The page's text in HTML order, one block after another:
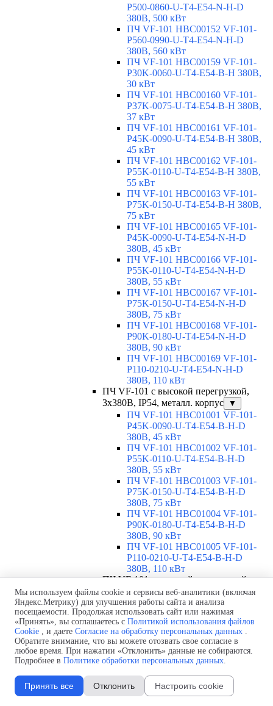
P500-0860-U-T4-E54-N-H-D
380В, 500 кВт
ПЧ VF-101 HBC00152 VF-101-
P560-0990-U-T4-E54-N-H-D
380В, 560 кВт
ПЧ VF-101 HBC00159 VF-101-
P30K-0060-U-T4-E54-B-H 380В,
30 кВт
ПЧ VF-101 HBC00160 VF-101-
P37K-0075-U-T4-E54-B-H 380В,
37 кВт
ПЧ VF-101 HBC00161 VF-101-
P45K-0090-U-T4-E54-B-H 380В,
45 кВт
ПЧ VF-101 HBC00162 VF-101-
P55K-0110-U-T4-E54-B-H 380В,
55 кВт
ПЧ VF-101 HBC00163 VF-101-
P75K-0150-U-T4-E54-B-H 380В,
75 кВт
ПЧ VF-101 HBC00165 VF-101-
P45K-0090-U-T4-E54-N-H-D
380В, 45 кВт
ПЧ VF-101 HBC00166 VF-101-
P55K-0110-U-T4-E54-N-H-D
380В, 55 кВт
ПЧ VF-101 HBC00167 VF-101-
P75K-0150-U-T4-E54-N-H-D
380В, 75 кВт
ПЧ VF-101 HBC00168 VF-101-
P90K-0180-U-T4-E54-N-H-D
380В, 90 кВт
ПЧ VF-101 HBC00169 VF-101-
P110-0210-U-T4-E54-N-H-D
380В, 110 кВт
ПЧ VF-101 с высокой перегрузкой,
3х380В, IP54, металл. корпус
▼
ПЧ VF-101 HBC01001 VF-101-
P45K-0090-U-T4-E54-B-H-D
380В, 45 кВт
ПЧ VF-101 HBC01002 VF-101-
P55K-0110-U-T4-E54-B-H-D
380В, 55 кВт
ПЧ VF-101 HBC01003 VF-101-
P75K-0150-U-T4-E54-B-H-D
380В, 75 кВт
ПЧ VF-101 HBC01004 VF-101-
P90K-0180-U-T4-E54-B-H-D
380В, 90 кВт
ПЧ VF-101 HBC01005 VF-101-
P110-0210-U-T4-E54-B-H-D
380В, 110 кВт
ПЧ VF-101 с высокой перегрузкой,
1х220В, IP54 ▼
ПЧ VF-101 HBC00101 VF-101-
PK75-0004-U-S2-E54-B-H 220В,
0,75 кВт
ПЧ VF-101 HBC00102 VF-101-
P1K5-0007-U-S2-E54-B-H 220В,
1,5 кВт
P2K2-0010-U-S2-E54-B-H 220В,
2,2 кВт
Мы используем файлы cookie и сервисы веб-аналитики (включая
Яндекс.Метрику) для улучшения работы сайта и анализа
посещаемости. Продолжая использовать сайт или нажимая
«Принять», вы соглашаетесь с Политикой использования файлов
Cookie , и даете Согласие на обработку персональных данных .
Обратите внимание, что вы можете отозвать свое согласие в
любое время. При нажатии «Отклонить» данные не собираются.
Подробнее в Политике обработки персональных данных.
Принять все Отклонить Настроить cookie